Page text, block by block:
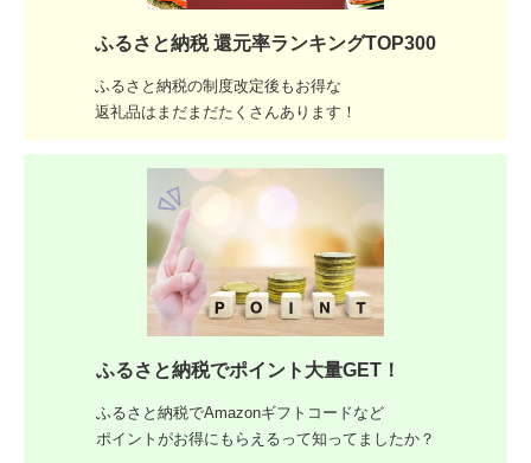
ふるさと納税 還元率ランキングTOP300
ふるさと納税の制度改定後もお得な
返礼品はまだまだたくさんあります！
ふるさと納税でポイント大量GET！
ふるさと納税でAmazonギフトコードなど
ポイントがお得にもらえるって知ってましたか？